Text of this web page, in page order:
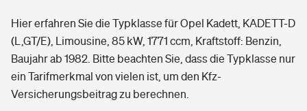
Grundfähigkeitsversicherung
Arbeitsrechtsschutz
Berufshaftpflichtversicherung
Freizeit
Pri­vate Haft­pflicht­
Gesundheit
Hier erfahren Sie die Typklasse für Opel Kadett, KADETT-D
(L,GT/E), Limousine, 85 kW, 1771 ccm, Kraftstoff: Benzin,
Baujahr ab 1982. Bitte beachten Sie, dass die Typklasse nur
ein Tarifmerkmal von vielen ist, um den Kfz-
Versicherungsbeitrag zu berechnen.